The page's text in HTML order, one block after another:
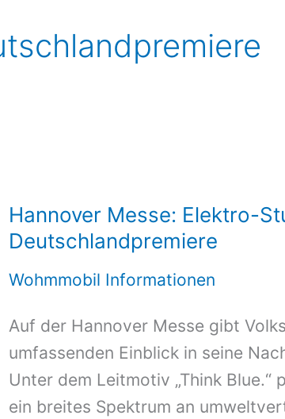
Hannover Messe: Elektro-
Deutschlandpremiere
Wohmmobil Informationen
Auf der Hannover Messe gibt
umfassenden Einblick in seine
Unter dem Leitmotiv „Think Blue.“
ein breites Spektrum an